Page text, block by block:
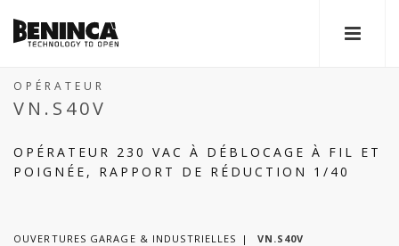
OPÉRATEUR
VN.S40V
OPÉRATEUR 230 VAC À DÉBLOCAGE À FIL ET
POIGNÉE, RAPPORT DE RÉDUCTION 1/40
OUVERTURES GARAGE & INDUSTRIELLES VN.S40V